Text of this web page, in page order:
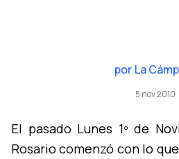
por La
5 nov 2010
El pasado Lunes 1º de
Rosario comenzó con lo